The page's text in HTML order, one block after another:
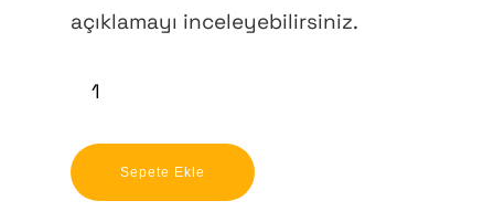
açıklamayı inceleyebilirsiniz.
Sepete Ekle